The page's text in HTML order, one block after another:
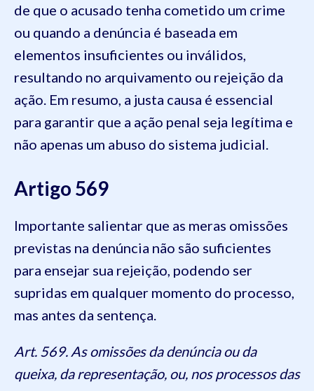
de que o acusado tenha cometido um crime
ou quando a denúncia é baseada em
elementos insuficientes ou inválidos,
resultando no arquivamento ou rejeição da
ação. Em resumo, a justa causa é essencial
para garantir que a ação penal seja legítima e
não apenas um abuso do sistema judicial.
Artigo 569
Importante salientar que as meras omissões
previstas na denúncia não são suficientes
para ensejar sua rejeição, podendo ser
supridas em qualquer momento do processo,
mas antes da sentença.
Art. 569. As omissões da denúncia ou da
queixa, da representação, ou, nos processos das